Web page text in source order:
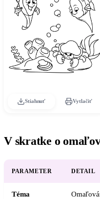
Stiahnuť Vytlačiť
V skratke o
PARAMETER DETAIL
Téma